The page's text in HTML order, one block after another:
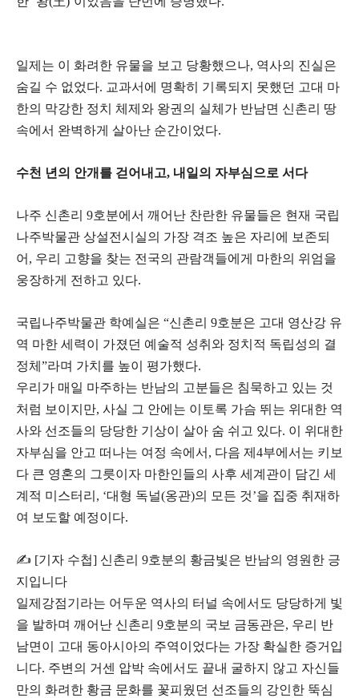
일제는 이 화려한 유물을 보고 당황했으나, 역사의 진실은
숨길 수 없었다. 교과서에 명확히 기록되지 못했던 고대 마
한의 막강한 정치 체제와 왕권의 실체가 반남면 신촌리 땅
속에서 완벽하게 살아난 순간이었다.
​수천 년의 안개를 걷어내고, 내일의 자부심으로 서다
​나주 신촌리 9호분에서 깨어난 찬란한 유물들은 현재 국립
나주박물관 상설전시실의 가장 격조 높은 자리에 보존되
어, 우리 고향을 찾는 전국의 관람객들에게 마한의 위엄을
웅장하게 전하고 있다.
​국립나주박물관 학예실은 “신촌리 9호분은 고대 영산강 유
역 마한 세력이 가졌던 예술적 성취와 정치적 독립성의 결
정체”라며 가치를 높이 평가했다.
​우리가 매일 마주하는 반남의 고분들은 침묵하고 있는 것
처럼 보이지만, 사실 그 안에는 이토록 가슴 뛰는 위대한 역
사와 선조들의 당당한 기상이 살아 숨 쉬고 있다. 이 위대한
자부심을 안고 떠나는 여정 속에서, 다음 제4부에서는 키보
다 큰 영혼의 그릇이자 마한인들의 사후 세계관이 담긴 세
계적 미스터리, ‘대형 독널(옹관)의 모든 것’을 집중 취재하
여 보도할 예정이다.
​✍️ [기자 수첩] 신촌리 9호분의 황금빛은 반남의 영원한 긍
지입니다
​일제강점기라는 어두운 역사의 터널 속에서도 당당하게 빛
을 발하며 깨어난 신촌리 9호분의 국보 금동관은, 우리 반
남면이 고대 동아시아의 주역이었다는 가장 확실한 증거입
니다. 주변의 거센 압박 속에서도 끝내 굴하지 않고 자신들
만의 화려한 황금 문화를 꽃피웠던 선조들의 강인한 뚝심